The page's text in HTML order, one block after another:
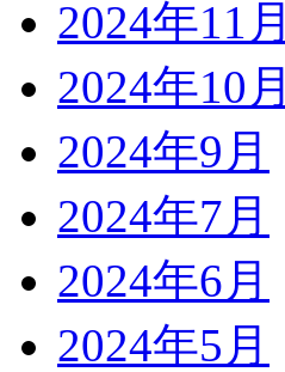
2024年11月
2024年10月
2024年9月
2024年7月
2024年6月
2024年5月